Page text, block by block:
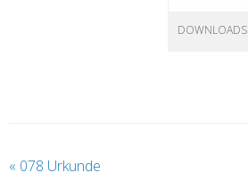
DOWNLOADS
« 078 Urkunde